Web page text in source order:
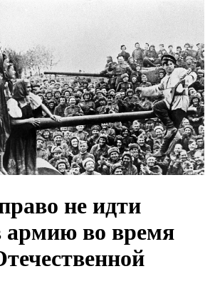
не идти
армию во время